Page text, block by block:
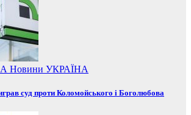
Новини УКРАЇНА
суд проти Коломойського і Боголюбова